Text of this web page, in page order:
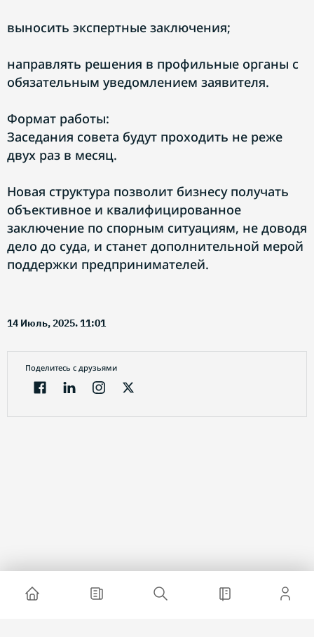
выносить экспертные заключения;
направлять решения в профильные органы с
обязательным уведомлением заявителя.
Формат работы:
Заседания совета будут проходить не реже
двух раз в месяц.
Новая структура позволит бизнесу получать
объективное и квалифицированное
заключение по спорным ситуациям, не доводя
дело до суда, и станет дополнительной мерой
поддержки предпринимателей.
14 Июль, 2025. 11:01
Поделитесь с друзьями